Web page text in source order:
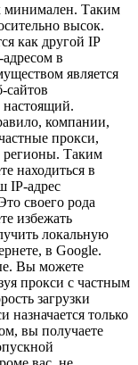
минимален. Таким
высок.
как другой IP
в
является
сайтов
компании,
прокси,
регионы. Таким
находиться в
IP-адрес
своего рода
избежать
локальную
в Google.
Вы можете
прокси с частным
загрузки
назначается только
вы получаете